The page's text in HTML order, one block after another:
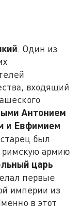
. Один из
входящий
Антонием
и Евфимием
был
римскую армию
царь
первые
империи из
в этот